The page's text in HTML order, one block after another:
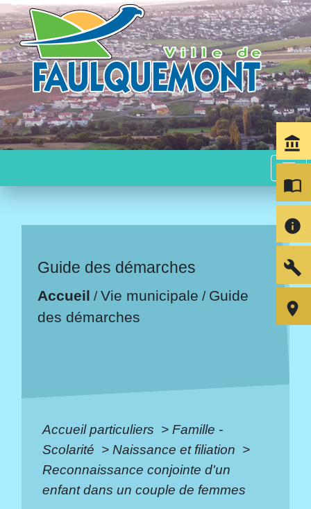
menu
Guide des démarches
Accueil /Vie municipale / Guide
des démarches
Accueil particuliers > Famille -
Scolarité > Naissance et filiation >
Reconnaissance conjointe d'un
enfant dans un couple de femmes
account_balance
import_contacts
info
build
room